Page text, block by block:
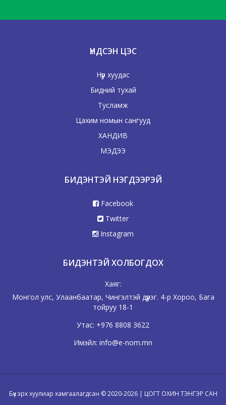
ҮНДСЭН ЦЭС
Нүүр хуудас
Бидний тухай
Тусламж
Цахим номын сангууд
ХАНДИВ
МЭДЭЭ
БИДЭНТЭЙ НЭГДЭЭРЭЙ
Facebook
Twitter
Instagram
БИДЭНТЭЙ ХОЛБОГДОХ
Хаяг:
Монгол улс, Улаанбаатар, Чингэлтэй дүүрэг. 4-р Хороо, Бага
тойруу 18-1
Утас: +976 8808 3622
Имэйл: info@e-nom.mn
Бүх эрх хуулиар хамгаалагдсан © 2020-2026 | ЦОГТ ОХИН ТЭНГЭР САН